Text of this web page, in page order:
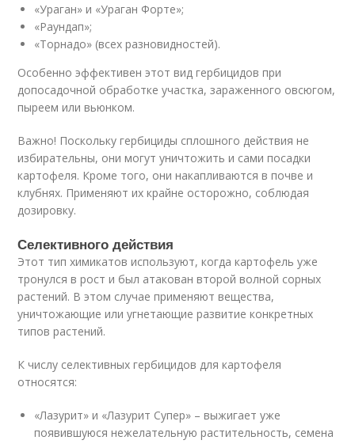
«Ураган» и «Ураган Форте»;
«Раундап»;
«Торнадо» (всех разновидностей).
Особенно эффективен этот вид гербицидов при
допосадочной обработке участка, зараженного овсюгом,
пыреем или вьюнком.
Важно! Поскольку гербициды сплошного действия не
избирательны, они могут уничтожить и сами посадки
картофеля. Кроме того, они накапливаются в почве и
клубнях. Применяют их крайне осторожно, соблюдая
дозировку.
Селективного действия
Этот тип химикатов используют, когда картофель уже
тронулся в рост и был атакован второй волной сорных
растений. В этом случае применяют вещества,
уничтожающие или угнетающие развитие конкретных
типов растений.
К числу селективных гербицидов для картофеля
относятся:
«Лазурит» и «Лазурит Супер» – выжигает уже
появившуюся нежелательную растительность, семена